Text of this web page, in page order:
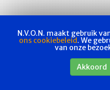
N.V.O.N. maakt gebruik
ons cookiebeleid. We
van onze
Akkoord